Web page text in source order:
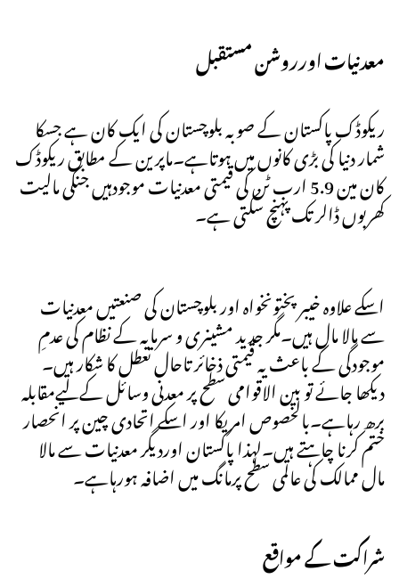
معدنیات اورروشن مستقبل
ریکوڈک پاکستان کے صوبہ بلوچستان کی ایک کان ہے جسکا
شمار دنیا کی بڑی کانوں میں ہوتاہے۔ماپرین کے مطابق ریکوڈک
کان مین 5.9 ارب ٹن کی قیمتی معدنیات موجودہیں جنکی مالیت
کھربوں ڈالر تک پہنچ سکتی ہے۔
اسکے علاوہ خیبر پختونخواہ اور بلوچستان کی صنعتیں معدنیات
سے مالا مال ہیں۔مگر جدید مشینری و سرمایہ کے نظام کی عدمِ
موجودگی کے باعث یہ قیمتی ذخائر تاحال تعطل کا شکار ہیں۔
دیکھا جائے تو بین الاقوامی سطح پر معدنی وسائل کےلیےمقابلہ
برھ رہاہے۔بالخصوص امریکا اور اسکے اتحادی چین پر انحصار
ختم کرنا چاہتے ہیں۔لہذا پاکستان اوردیگر معدنیات سے مالا
مال ممالک کی عالمی سطح پرمانگ میں اضافہ ہورہاہے۔
شراکت کے مواقع